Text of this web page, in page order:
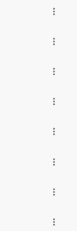
more_vert
more_vert
more_vert
more_vert
more_vert
more_vert
more_vert
more_vert